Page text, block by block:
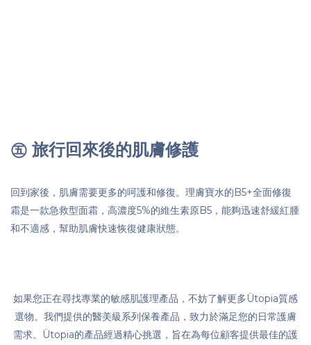
㊄ 旅行回來後的肌膚修護
回到家後，肌膚需要更多的呵護和修復。理膚寶水的B5+全面修復
霜是一款急救型面霜，高濃度5%的維生素原B5，能夠迅速舒緩紅腫
和不適感，幫助肌膚快速恢復健康狀態。
如果您正在尋找專業的敏感肌護理產品，不妨了解更多Ütopia質感
選物。我們提供的醫美級系列保養產品，致力於滿足您的日常護膚
需求。Ütopia的產品經過精心挑選，旨在為每位顧客提供最佳的護